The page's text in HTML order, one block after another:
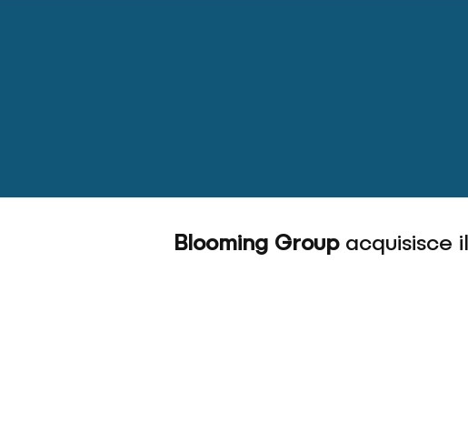
Blooming Groupacquisisce